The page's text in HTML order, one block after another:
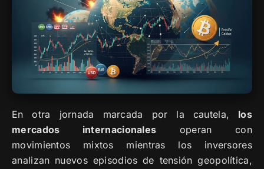
En otra jornada marcada por la cautela, los
mercados internacionales operan con
movimientos mixtos mientras los inversores
analizan nuevos episodios de tensión geopolítica,